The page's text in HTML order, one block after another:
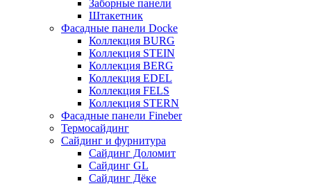
Заборные панели
Штакетник
Фасадные панели Docke
Коллекция BURG
Коллекция STEIN
Коллекция BERG
Коллекция EDEL
Коллекция FELS
Коллекция STERN
Фасадные панели Fineber
Термосайдинг
Сайдинг и фурнитура
Сайдинг Доломит
Сайдинг GL
Сайдинг Дёке